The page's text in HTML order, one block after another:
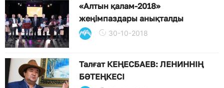
«Алтын қалам-2018»
жеңімпаздары анықталды
30-10-2018
Талғат КЕҢЕСБАЕВ: ЛЕНИННІҢ
БӘТЕҢКЕСІ